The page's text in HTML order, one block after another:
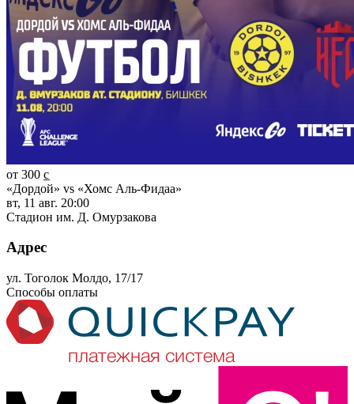
от 300 c̲
«Дордой» vs «Хомс Аль-Фидаа»
вт, 11 авг. 20:00
Стадион им. Д. Омурзакова
Адрес
ул. Тоголок Молдо, 17/17
Способы оплаты